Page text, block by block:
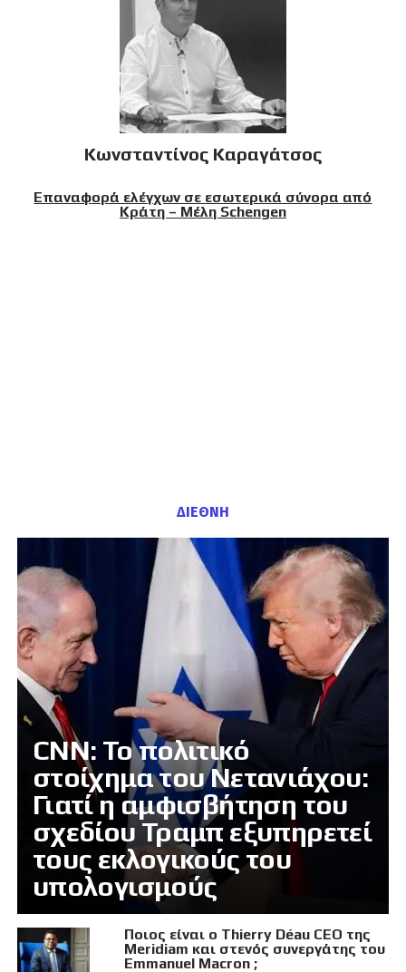
Κωνσταντίνος Καραγάτσος
Επαναφορά ελέγχων σε εσωτερικά σύνορα από
Κράτη – Μέλη Schengen
ΔΙΕΘΝΗ
CNN: Το πολιτικό
στοίχημα του Νετανιάχου:
Γιατί η αμφισβήτηση του
σχεδίου Τραμπ εξυπηρετεί
τους εκλογικούς του
υπολογισμούς
Ποιος είναι ο Thierry Déau CEO της
Meridiam και στενός συνεργάτης του
Emmanuel Macron ;